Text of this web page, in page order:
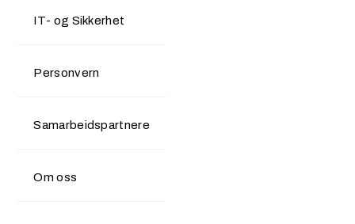
IT- og Sikkerhet
Personvern
Samarbeidspartnere
Om oss